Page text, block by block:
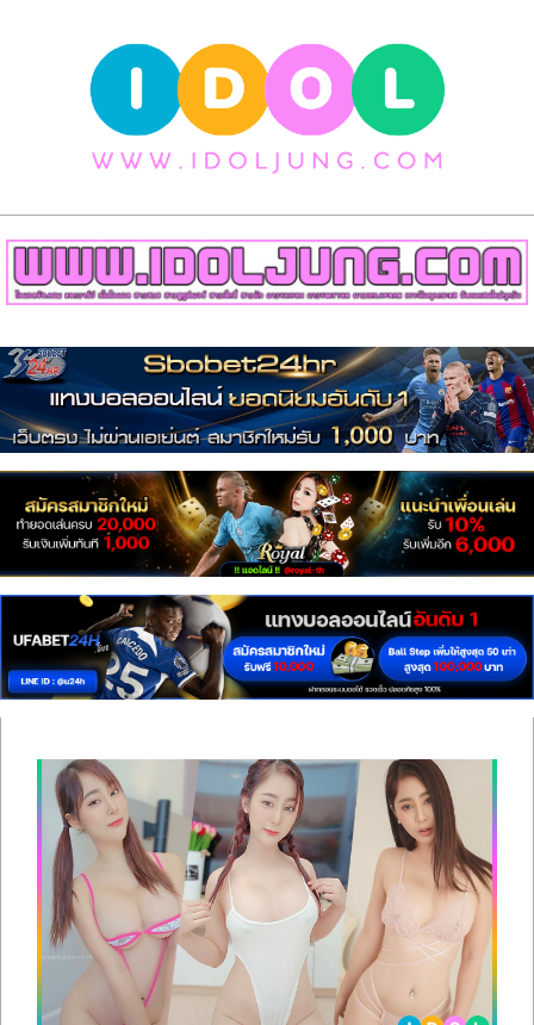
วาร์
ป
สาว
สวย
เน็ต
ไอ
ดอล
สาว
เซ็กซี่
สาว
ติ๊ก
ต็อก
ดาว
ทวิ
ต
เตอร์
ONLYFANS
Primary
Navigation